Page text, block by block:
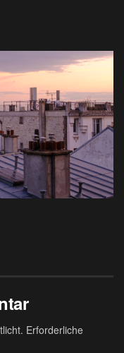
Erforderliche